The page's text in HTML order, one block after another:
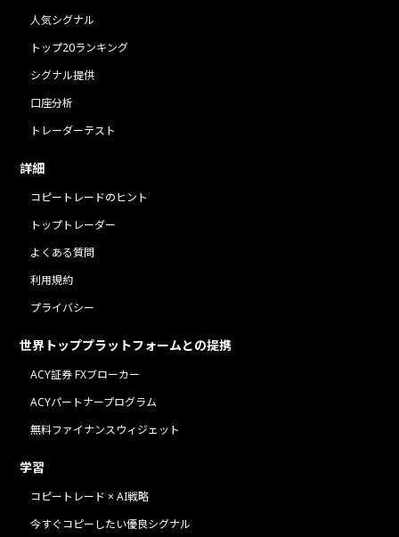
人気シグナル
トップ20ランキング
シグナル提供
口座分析
トレーダーテスト
詳細
コピートレードのヒント
トップトレーダー
よくある質問
利用規約
プライバシー
世界トッププラットフォームとの提携
ACY証券 FXブローカー
ACYパートナープログラム
無料ファイナンスウィジェット
学習
コピートレード × AI戦略
今すぐコピーしたい優良シグナル